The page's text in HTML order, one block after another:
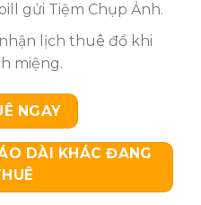
gửi Tiệm Chụp Ảnh.
lịch thuê đồ khi
miệng.
NGAY
DÀI KHÁC ĐANG